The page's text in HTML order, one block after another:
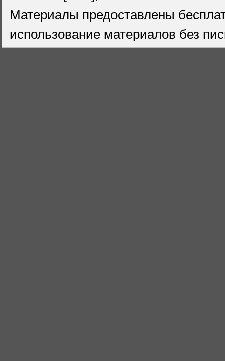
Материалы предоставлены
использование материалов без